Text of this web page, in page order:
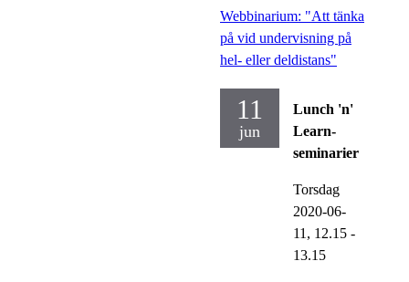
Webbinarium: "Att tänka
på vid undervisning på
hel- eller deldistans"
11
jun
Lunch 'n'
Learn-
seminarier
Torsdag
2020-06-
11, 12.15 -
13.15